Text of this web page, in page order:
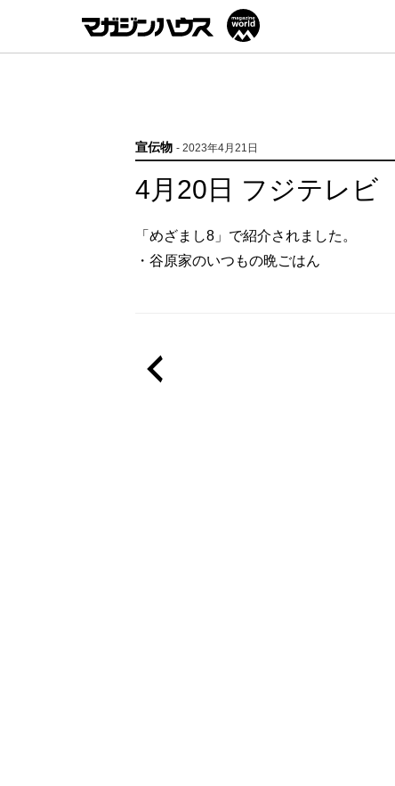
宣伝物 - 2023年4月21日
4月20日 フジテレビ
「めざまし8」で紹介されました。
・谷原家のいつもの晩ごはん